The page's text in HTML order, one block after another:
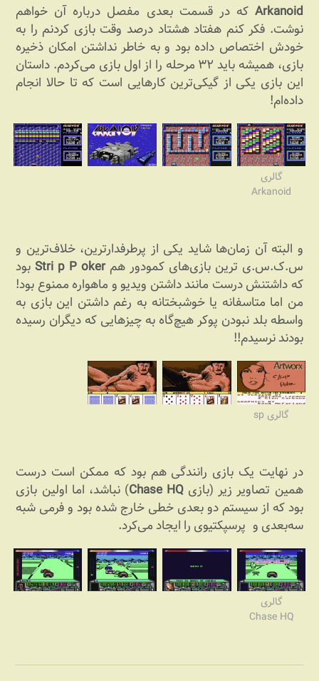
Arkanoid که در قسمت بعدی مفصل درباره آن خواهم
نوشت. فکر کنم هفتاد هشتاد درصد وقت بازی کردنم را به
خودش اختصاص داده بود و به خاطر نداشتن امکان ذخیره
بازی، همیشه باید ۳۲ مرحله را از اول بازی می‌کردم. داستان
این بازی یکی از گیکی‌ترین کارهایی است که تا حالا انجام
داده‌ام!
گالری
Arkanoid
و البته آن زمان‌ها شاید یکی از پرطرفدارترین، خلاف‌ترین و
س.ک.س.ی ترین بازی‌های کمودور همStri p P okerبود
که داشتنش درست مانند داشتن ویدیو و ماهواره ممنوع بود!
من اما متاسفانه یا خوشبختانه به رغم داشتن این بازی به
واسطه بلد نبودن پوکر هیچ‌گاه به چیزهایی که دیگران رسیده
بودند نرسیدم!!
گالری sp
در نهایت یک بازی رانندگی هم بود که ممکن است درست
همین تصاویر زیر (بازی Chase HQ) نباشد، اما اولین بازی
بود که از سیستم دو بعدی خطی خارج شده بود و فرمی شبه
سه‌بعدی و پرسپکتیوی را ایجاد می‌کرد.
گالری
Chase HQ